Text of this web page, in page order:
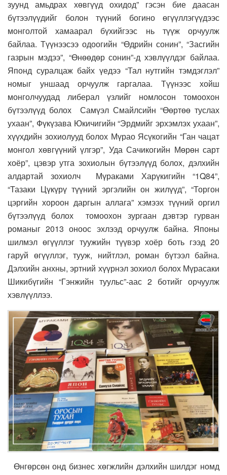
зуунд амьдрах хөвгүүд охидод” гэсэн бие даасан
бүтээлүүдийг болон түүний богино өгүүллэгүүдээс
монголтой хамаарал бүхийгээс нь түүж орчуулж
байлаа. Түүнээсээ одоогийн “Өдрийн сонин”, “Засгийн
газрын мэдээ”, “Өнөөдөр сонин”-д хэвлүүлдэг байлаа.
Японд суралцаж байх үедээ “Тал нутгийн тэмдэглэл”
номыг уншаад орчуулж гаргалаа. Түүнээс хойш
монголчуудад либерал үзлийг номлосон томоохон
бүтээлүүд болох Самүэл Смайлсийн “Өөртөө туслах
ухаан”, Фүкүзава Юкичигийн “Эрдмийг эрхэмлэх ухаан”,
хүүхдийн зохиолууд болох Мүрао Ясүкогийн “Ган чацат
монгол хөвгүүний үлгэр”, Уда Сачикогийн Мөрөн сарт
хоёр”, цэвэр утга зохиолын бүтээлүүд болох, дэлхийн
алдартай зохиолч Мүраками Харүкигийн “1Q84”,
“Тазаки Цүкүрү түүний эргэлийн он жилүүд”, “Торгон
цэргийн хороон даргын аллага” хэмээх түүний оргил
бүтээлүүд болох томоохон зургаан дэвтэр гурван
романыг 2013 оноос эхлээд орчуулж байна. Японы
шилмэл өгүүллэг туужийн түүвэр хоёр боть гээд 20
гаруй өгүүллэг, тууж, нийтлэл, роман бүтээл байна.
Дэлхийн анхны, эртний хүүрнэл зохиол болох Мүрасаки
Шикибүгийн “Гэнжийн туульс”-аас 2 ботийг орчуулж
хэвлүүллээ.
Өнгөрсөн онд бизнес хөгжлийн дэлхийн шилдэг номд